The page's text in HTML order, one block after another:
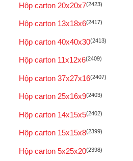
Hộp carton 20x20x7(2423)
Hộp carton 13x18x6(2417)
Hộp carton 40x40x30(2413)
Hộp carton 11x12x6(2409)
Hộp carton 37x27x16(2407)
Hộp carton 25x16x9(2403)
Hộp carton 14x15x5(2402)
Hộp carton 15x15x8(2399)
Hộp carton 5x25x20(2398)